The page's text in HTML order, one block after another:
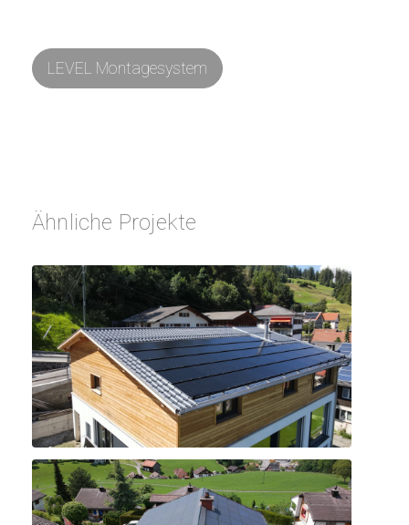
LEVEL Montagesystem
Ähnliche Projekte